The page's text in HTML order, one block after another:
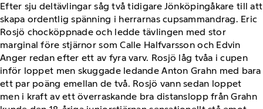
Efter sju deltävlingar såg två tidigare Jönköpingåkare till att
skapa ordentlig spänning i herrarnas cupsammandrag. Eric
Rosjö chocköppnade och ledde tävlingen med stor
marginal före stjärnor som Calle Halfvarsson och Edvin
Anger redan efter ett av fyra varv. Rosjö låg tvåa i cupen
inför loppet men skuggade ledande Anton Grahn med bara
ett par poäng emellan de två. Rosjö vann sedan loppet
men i kraft av ett överraskande bra distanslopp från Grahn